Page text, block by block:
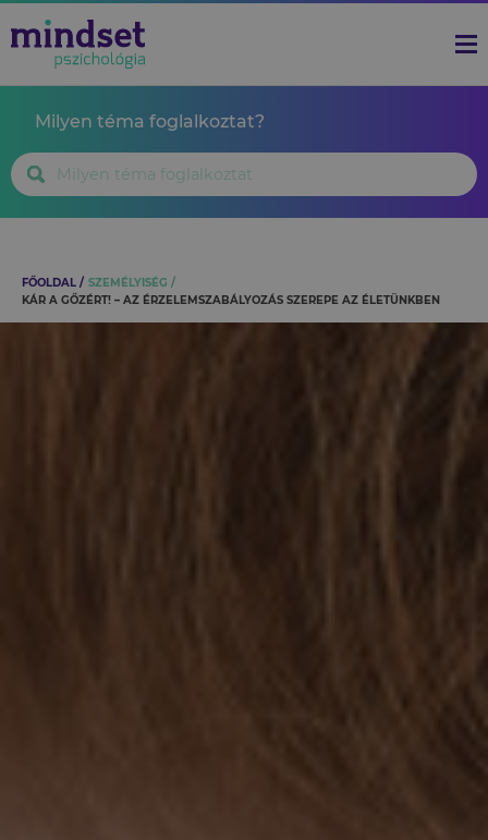
Milyen téma foglalkoztat?
FŐOLDAL
SZEMÉLYISÉG
KÁR A GŐZÉRT! – AZ ÉRZELEMSZABÁLYOZÁS SZEREPE AZ ÉLETÜNKBEN